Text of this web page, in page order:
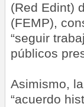
(Red Edint)
(FEMP),
“seguir
públicos
Asimismo,
“acuerdo